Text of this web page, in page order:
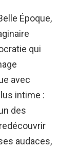
Époque,
qui
avec
intime :
des
audaces,